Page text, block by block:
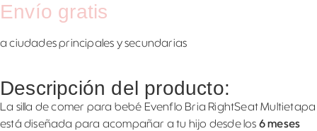
Envío gratis
a ciudades principales y secundarias
Descripción del producto:
La silla de comer para bebé Evenflo Bria RightSeat Multietapa
está diseñada para acompañar a tu hijo desde los 6 meses